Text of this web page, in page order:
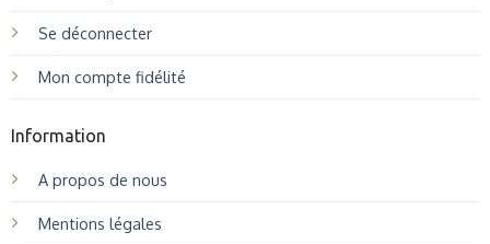
Se déconnecter
Mon compte fidélité
Information
A propos de nous
Mentions légales